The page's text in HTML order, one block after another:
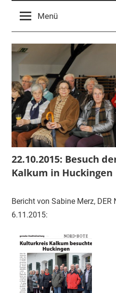
Menü
22.10.2015: Besuch
Kalkum in Huckingen
22.
Oktober
1.
Vorsitzender
Veranstaltung
Bericht von Sabine Merz, DER
6.11.2015: